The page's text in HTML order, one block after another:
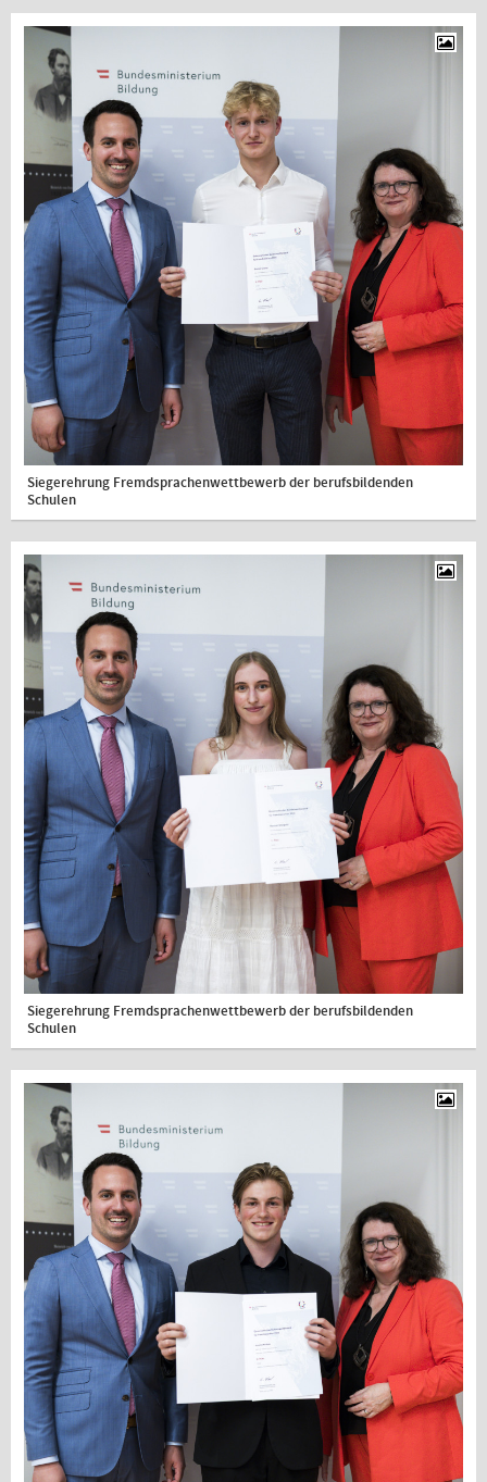
Siegerehrung Fremdsprachenwettbewerb der berufsbildenden
Schulen
Siegerehrung Fremdsprachenwettbewerb der berufsbildenden
Schulen